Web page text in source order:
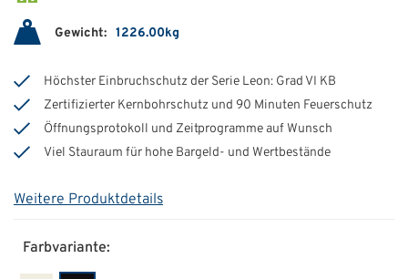
Geschichte
Gewicht: 1226.00kg
Höchster Einbruchschutz der Serie Leon: Grad VI KB
Zertifizierter Kernbohrschutz und 90 Minuten Feuerschutz
Öffnungsprotokoll und Zeitprogramme auf Wunsch
Viel Stauraum für hohe Bargeld- und Wertbestände
Weitere Produktdetails
Farbvariante: